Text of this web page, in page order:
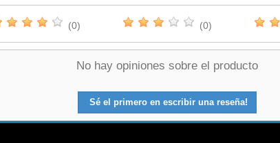
(0) (0)
No hay opiniones sobre el producto
Sé el primero en escribir una reseña!